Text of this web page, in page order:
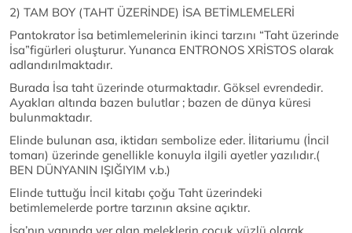
2) TAM BOY (TAHT ÜZERİNDE) İSA BETİMLEMELERİ
Pantokrator İsa betimlemelerinin ikinci tarzını “Taht üzerinde
İsa”figürleri oluşturur. Yunanca ENTRONOS XRİSTOS olarak
adlandırılmaktadır.
Burada İsa taht üzerinde oturmaktadır. Göksel evrendedir.
Ayakları altında bazen bulutlar ; bazen de dünya küresi
bulunmaktadır.
Elinde bulunan asa, iktidarı sembolize eder. İlitariumu (İncil
tomarı) üzerinde genellikle konuyla ilgili ayetler yazılıdır.(
BEN DÜNYANIN IŞIĞIYIM v.b.)
Elinde tuttuğu İncil kitabı çoğu Taht üzerindeki
betimlemelerde portre tarzının aksine açıktır.